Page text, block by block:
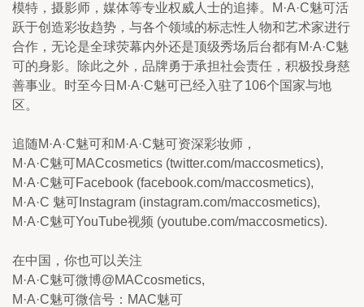
模特，摄影师，媒体等专业权威人士的追捧。M·A·C魅可活
跃于创造彩妆趋势，与各个领域的标志性人物和艺术家进行
合作，无论是全球荧幕内外还是顶级秀场后台都有M·A·C魅
可的身影。除此之外，品牌勇于承担社会责任，积极投身慈
善事业。时至今日M·A·C魅可已经入驻了106个国家与地
区。
追随M·A·C魅可和M·A·C魅可资深彩妆师，
M·A·C魅可MACcosmetics (twitter.com/maccosmetics),
M·A·C魅可Facebook (facebook.com/maccosmetics),
M·A·C 魅可Instagram (instagram.com/maccosmetics),
M·A·C魅可YouTube视频 (youtube.com/maccosmetics).
在中国，你也可以关注
M·A·C魅可微博@MACcosmetics,
M·A·C魅可微信号：MAC魅可